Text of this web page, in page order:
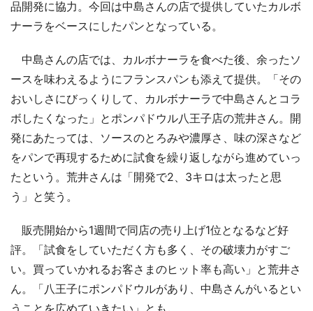
品開発に協力。今回は中島さんの店で提供していたカルボ
ナーラをベースにしたパンとなっている。
中島さんの店では、カルボナーラを食べた後、余ったソ
ースを味わえるようにフランスパンも添えて提供。「その
おいしさにびっくりして、カルボナーラで中島さんとコラ
ボしたくなった」とポンパドウル八王子店の荒井さん。開
発にあたっては、ソースのとろみや濃厚さ、味の深さなど
をパンで再現するために試食を繰り返しながら進めていっ
たという。荒井さんは「開発で2、3キロは太ったと思
う」と笑う。
販売開始から1週間で同店の売り上げ1位となるなど好
評。「試食をしていただく方も多く、その破壊力がすご
い。買っていかれるお客さまのヒット率も高い」と荒井さ
ん。「八王子にポンパドウルがあり、中島さんがいるとい
うことを広めていきたい」とも。